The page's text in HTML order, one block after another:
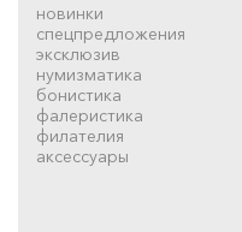
новинки
спецпредложения
эксклюзив
нумизматика
бонистика
фалеристика
филателия
аксессуары